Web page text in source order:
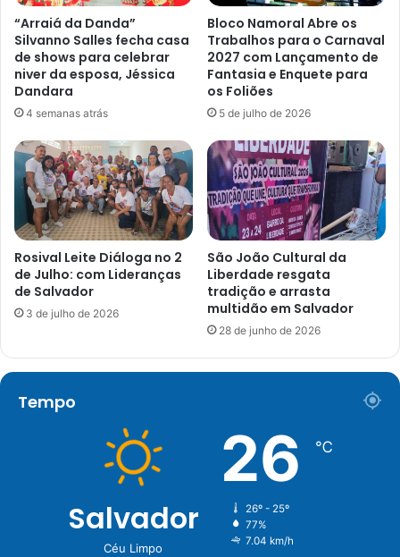
“Arraiá da Danda”
Silvanno Salles fecha casa
de shows para celebrar
niver da esposa, Jéssica
Dandara
4 semanas atrás
Bloco Namoral Abre os
Trabalhos para o Carnaval
2027 com Lançamento de
Fantasia e Enquete para
os Foliões
5 de julho de 2026
Rosival Leite Diáloga no 2
de Julho: com Lideranças
de Salvador
3 de julho de 2026
São João Cultural da
Liberdade resgata
tradição e arrasta
multidão em Salvador
28 de junho de 2026
Tempo
Salvador
Céu Limpo
26 ℃
26º - 25º
77%
7.04 km/h